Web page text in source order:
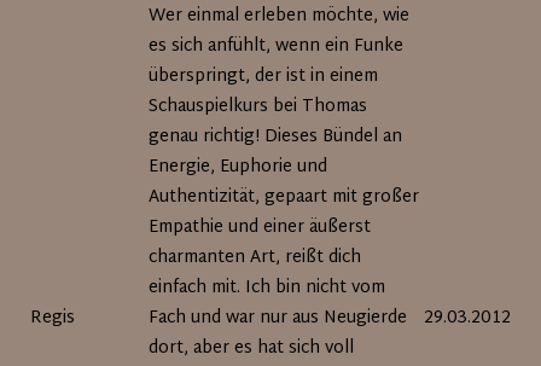
Regis
Wer einmal erleben möchte, wie
es sich anfühlt, wenn ein Funke
überspringt, der ist in einem
Schauspielkurs bei Thomas
genau richtig! Dieses Bündel an
Energie, Euphorie und
Authentizität, gepaart mit großer
Empathie und einer äußerst
charmanten Art, reißt dich
einfach mit. Ich bin nicht vom
Fach und war nur aus Neugierde
dort, aber es hat sich voll
29.03.2012